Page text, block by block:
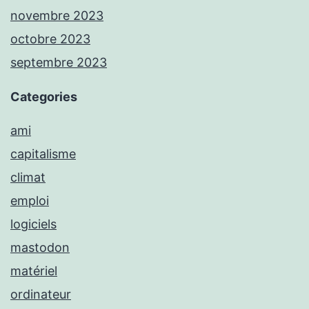
novembre 2023
octobre 2023
septembre 2023
Categories
ami
capitalisme
climat
emploi
logiciels
mastodon
matériel
ordinateur